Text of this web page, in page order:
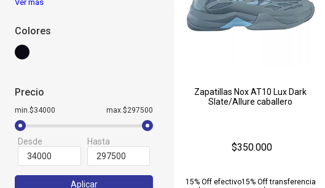
Ver más
Colores
Precio
min.$34000 max.$297500
Desde Hasta
Aplicar
Zapatillas Nox AT10 Lux Dark
Slate/Allure caballero
$350.000
15% Off efectivo15% Off transferencia